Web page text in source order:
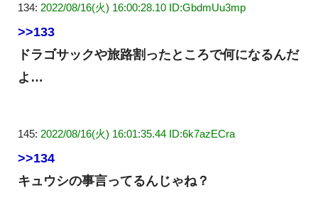
134: 2022/08/16(火) 16:00:28.10 ID:GbdmUu3mp
>>133
ドラゴサックや旅路割ったところで何になるんだ
よ…
145: 2022/08/16(火) 16:01:35.44 ID:6k7azECra
>>134
キュウシの事言ってるんじゃね？